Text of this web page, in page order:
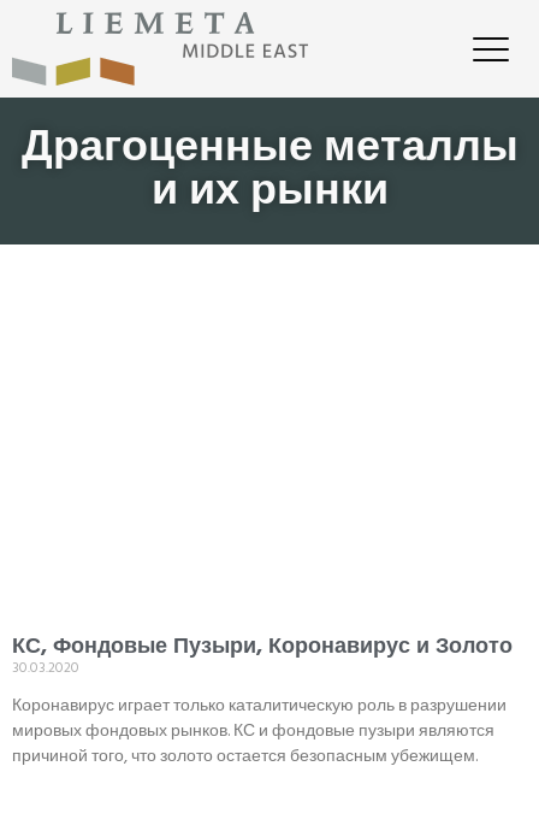
Драгоценные металлы
и их рынки
КС, Фондовые Пузыри, Коронавирус и Золото
30.03.2020
Коронавирус играет только каталитическую роль в разрушении
мировых фондовых рынков. КС и фондовые пузыри являются
причиной того, что золото остается безопасным убежищем.